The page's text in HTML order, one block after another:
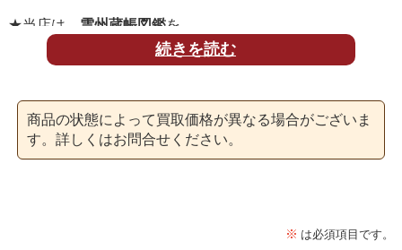
★当店は、 雲州蔵帳図鑑を
する専門店でございます。
買取の専門店までお問い合わせいただき、
現在の商品の価値をお確かめください。
続きを読む
商品の状態によって買取価格が異なる場合がございま
す。詳しくはお問合せください。